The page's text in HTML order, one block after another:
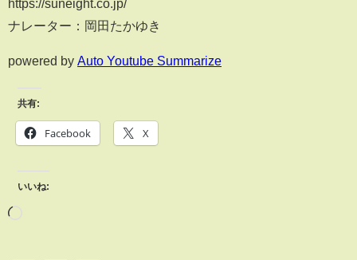
https://suneight.co.jp/
ナレーター：岡田たかゆき
powered by Auto Youtube Summarize
共有:
Facebook X
いいね: